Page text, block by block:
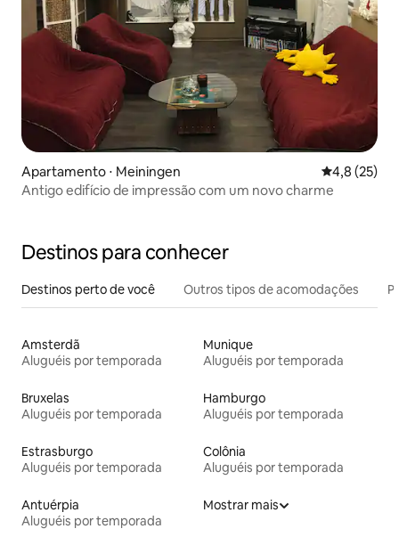
Apartamento ⋅ Meiningen 4,8 de uma
4,8 (25)
Antigo edifício de impressão com um novo charme
Destinos para conhecer
Destinos perto de você Outros tipos de acomodações
Amsterdã
Aluguéis por temporada
Munique
Aluguéis por temporada
Bruxelas
Aluguéis por temporada
Hamburgo
Aluguéis por temporada
Estrasburgo
Aluguéis por temporada
Colônia
Aluguéis por temporada
Antuérpia
Aluguéis por temporada
Mostrar mais